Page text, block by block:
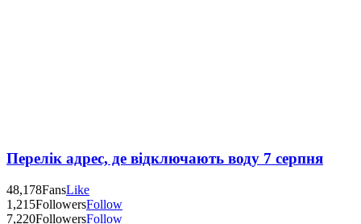
Перелік адрес, де відключають воду 7 серпня
48,178FansLike
1,215FollowersFollow
7,220FollowersFollow